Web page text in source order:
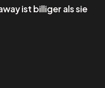
ist billiger als sie